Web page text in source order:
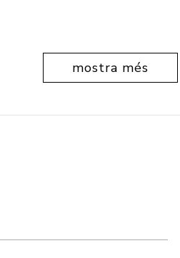
mostra més